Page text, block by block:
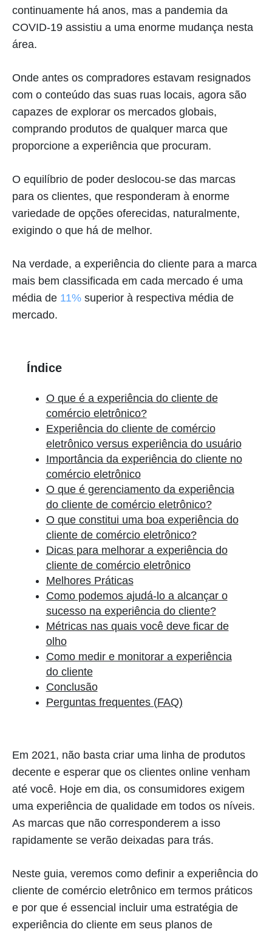
continuamente há anos, mas a pandemia da
COVID-19 assistiu a uma enorme mudança nesta
área.
Onde antes os compradores estavam resignados
com o conteúdo das suas ruas locais, agora são
capazes de explorar os mercados globais,
comprando produtos de qualquer marca que
proporcione a experiência que procuram.
O equilíbrio de poder deslocou-se das marcas
para os clientes, que responderam à enorme
variedade de opções oferecidas, naturalmente,
exigindo o que há de melhor.
Na verdade, a experiência do cliente para a marca
mais bem classificada em cada mercado é uma
média de 11% superior à respectiva média de
mercado.
Índice
O que é a experiência do cliente de
comércio eletrônico?
Experiência do cliente de comércio
eletrônico versus experiência do usuário
Importância da experiência do cliente no
comércio eletrônico
O que é gerenciamento da experiência
do cliente de comércio eletrônico?
O que constitui uma boa experiência do
cliente de comércio eletrônico?
Dicas para melhorar a experiência do
cliente de comércio eletrônico
Melhores Práticas
Como podemos ajudá-lo a alcançar o
sucesso na experiência do cliente?
Métricas nas quais você deve ficar de
olho
Como medir e monitorar a experiência
do cliente
Conclusão
Perguntas frequentes (FAQ)
Em 2021, não basta criar uma linha de produtos
decente e esperar que os clientes online venham
até você. Hoje em dia, os consumidores exigem
uma experiência de qualidade em todos os níveis.
As marcas que não corresponderem a isso
rapidamente se verão deixadas para trás.
Neste guia, veremos como definir a experiência do
cliente de comércio eletrônico em termos práticos
e por que é essencial incluir uma estratégia de
experiência do cliente em seus planos de